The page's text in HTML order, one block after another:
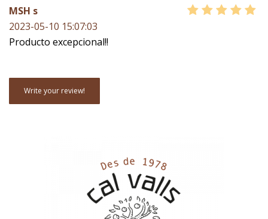
MSH s
2023-05-10 15:07:03
Producto excepcional!!
Write your review!